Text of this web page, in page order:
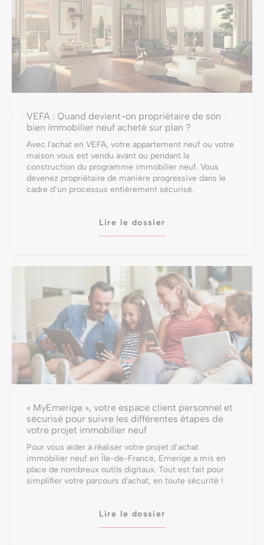
VEFA : Quand devient-on propriétaire de son
bien immobilier neuf acheté sur plan ?
Avec l'achat en VEFA, votre appartement neuf ou votre
maison vous est vendu avant ou pendant la
construction du programme immobilier neuf. Vous
devenez propriétaire de manière progressive dans le
cadre d’un processus entièrement sécurisé.
Lire le dossier
« MyEmerige », votre espace client personnel et
sécurisé pour suivre les différentes étapes de
votre projet immobilier neuf
Pour vous aider à réaliser votre projet d’achat
immobilier neuf en Île-de-France, Emerige a mis en
place de nombreux outils digitaux. Tout est fait pour
simplifier votre parcours d'achat, en toute sécurité !
Lire le dossier